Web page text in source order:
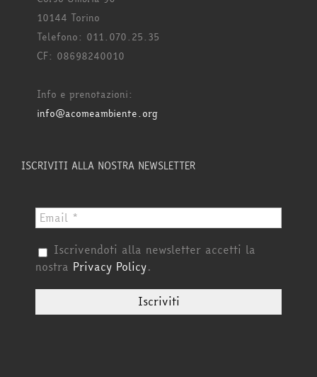
10144 Torino
Telefono: 011.070.25.35
CF: 08698240010
Info e prenotazioni:
info@acomeambiente.org
ISCRIVITI ALLA NOSTRA NEWSLETTER
Iscrivendoti alla newsletter accetti la
nostra Privacy Policy.